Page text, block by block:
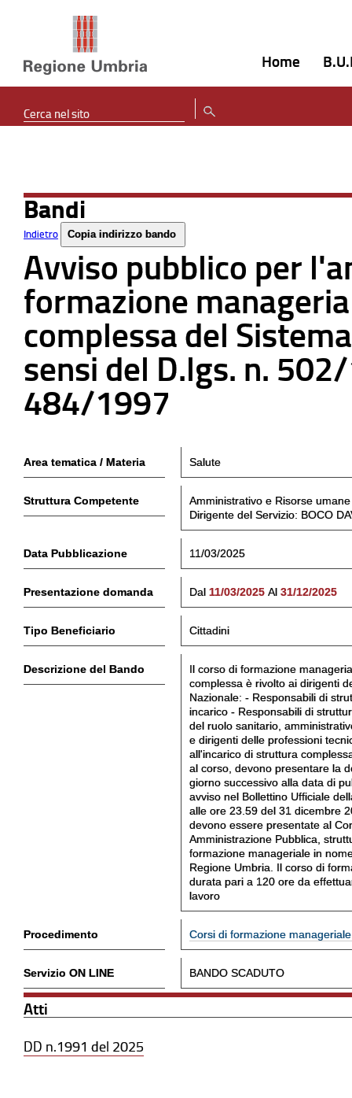
Home
Bandi
Indietro Copia indirizzo bando
Avviso pubblico per
formazione
complessa del
sensi del D.lgs. n.
484/1997
Area tematica / Materia Salute
Struttura Competente
Amministrativo e Risorse
Dirigente del Servizio: BOCO
Data Pubblicazione 11/03/2025
Presentazione domanda Dal 11/03/2025 Al 31/12/2025
Tipo Beneficiario Cittadini
Descrizione del Bando
Il corso di formazione
complessa è rivolto ai dirigenti
Nazionale: - Responsabili di
incarico - Responsabili di
del ruolo sanitario,
e dirigenti delle professioni
all'incarico di struttura
al corso, devono presentare la
giorno successivo alla data di
avviso nel Bollettino Ufficiale
alle ore 23.59 del 31 dicembre
devono essere presentate al
Amministrazione Pubblica,
formazione manageriale in
Regione Umbria. Il corso di
durata pari a 120 ore da
lavoro
Procedimento Corsi di formazione
Servizio ON LINE BANDO SCADUTO
Atti
DD n.1991 del 2025